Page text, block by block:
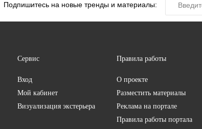
Подпишитесь на новые тренды и материалы:
Сервис
Вход
Мой кабинет
Визуализация экстерьера
Правила работы
О проекте
Разместить материалы
Реклама на портале
Правила работы портала